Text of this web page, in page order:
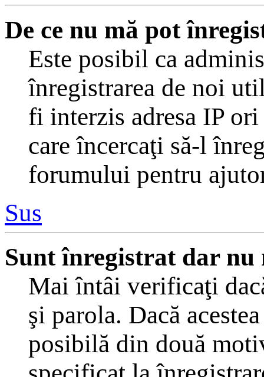
De ce nu mă pot
Este posibil ca
înregistrarea de noi
fi interzis adresa IP
care încercaţi să-l
forumului pentru
Sus
Sunt înregistrat dar
Mai întâi verificaţi
şi parola. Dacă
posibilă din două